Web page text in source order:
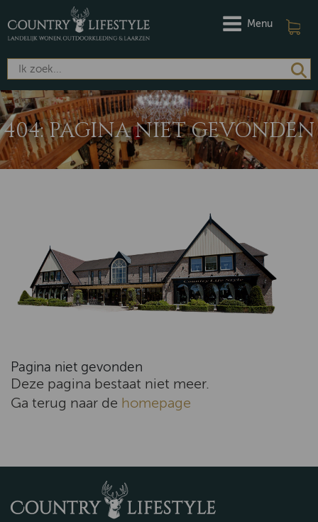
Menu
404: PAGINA NIET GEVONDEN
Pagina niet gevonden
Deze pagina bestaat niet meer.
Ga terug naar de homepage